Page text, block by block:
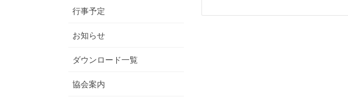
行事予定
お知らせ
ダウンロード一覧
協会案内